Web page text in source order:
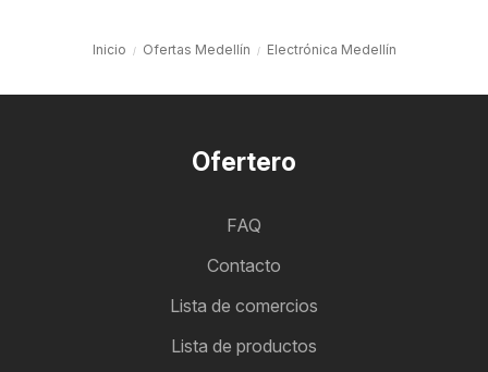
Inicio Ofertas Medellín Electrónica Medellín
Ofertero
FAQ
Contacto
Lista de comercios
Lista de productos